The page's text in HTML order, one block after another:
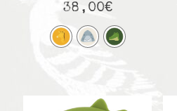
38,00€